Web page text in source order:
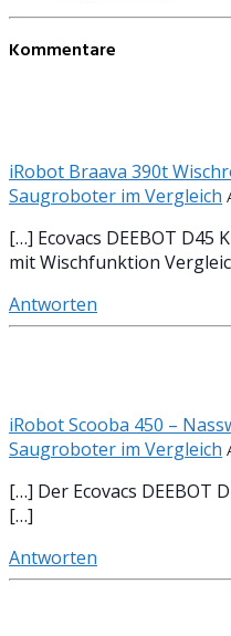
Kommentare
iRobot Braava 390t
Saugroboter im Vergleich
[…] Ecovacs DEEBOT
mit Wischfunktion
Antworten
iRobot Scooba 450 –
Saugroboter im Vergleich
[…] Der Ecovacs DEEBOT
[…]
Antworten